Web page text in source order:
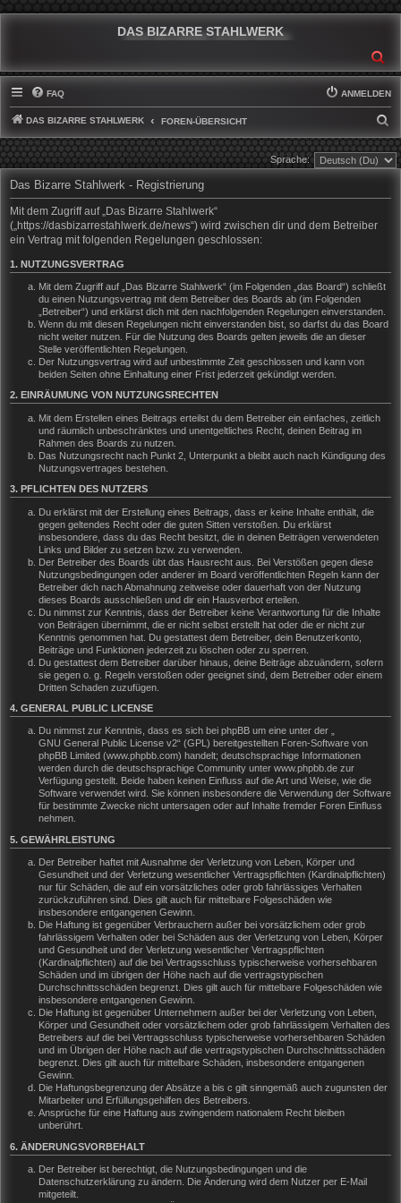
DAS BIZARRE STAHLWERK
FAQ ANMELDEN
DAS BIZARRE STAHLWERK FOREN-ÜBERSICHT
U
C
Sprache:
Das Bizarre Stahlwerk - Registrierung
Mit dem Zugriff auf „Das Bizarre Stahlwerk“
(„https://dasbizarrestahlwerk.de/news“) wird zwischen dir und dem Betreiber
ein Vertrag mit folgenden Regelungen geschlossen:
1. NUTZUNGSVERTRAG
Mit dem Zugriff auf „Das Bizarre Stahlwerk“ (im Folgenden „das Board“) schließt
du einen Nutzungsvertrag mit dem Betreiber des Boards ab (im Folgenden
„Betreiber“) und erklärst dich mit den nachfolgenden Regelungen einverstanden.
Wenn du mit diesen Regelungen nicht einverstanden bist, so darfst du das Board
nicht weiter nutzen. Für die Nutzung des Boards gelten jeweils die an dieser
Stelle veröffentlichten Regelungen.
Der Nutzungsvertrag wird auf unbestimmte Zeit geschlossen und kann von
beiden Seiten ohne Einhaltung einer Frist jederzeit gekündigt werden.
2. EINRÄUMUNG VON NUTZUNGSRECHTEN
Mit dem Erstellen eines Beitrags erteilst du dem Betreiber ein einfaches, zeitlich
und räumlich unbeschränktes und unentgeltliches Recht, deinen Beitrag im
Rahmen des Boards zu nutzen.
Das Nutzungsrecht nach Punkt 2, Unterpunkt a bleibt auch nach Kündigung des
Nutzungsvertrages bestehen.
3. PFLICHTEN DES NUTZERS
Du erklärst mit der Erstellung eines Beitrags, dass er keine Inhalte enthält, die
gegen geltendes Recht oder die guten Sitten verstoßen. Du erklärst
insbesondere, dass du das Recht besitzt, die in deinen Beiträgen verwendeten
Links und Bilder zu setzen bzw. zu verwenden.
Der Betreiber des Boards übt das Hausrecht aus. Bei Verstößen gegen diese
Nutzungsbedingungen oder anderer im Board veröffentlichten Regeln kann der
Betreiber dich nach Abmahnung zeitweise oder dauerhaft von der Nutzung
dieses Boards ausschließen und dir ein Hausverbot erteilen.
Du nimmst zur Kenntnis, dass der Betreiber keine Verantwortung für die Inhalte
von Beiträgen übernimmt, die er nicht selbst erstellt hat oder die er nicht zur
Kenntnis genommen hat. Du gestattest dem Betreiber, dein Benutzerkonto,
Beiträge und Funktionen jederzeit zu löschen oder zu sperren.
Du gestattest dem Betreiber darüber hinaus, deine Beiträge abzuändern, sofern
sie gegen o. g. Regeln verstoßen oder geeignet sind, dem Betreiber oder einem
Dritten Schaden zuzufügen.
4. GENERAL PUBLIC LICENSE
Du nimmst zur Kenntnis, dass es sich bei phpBB um eine unter der „
GNU General Public License v2“ (GPL) bereitgestellten Foren-Software von
phpBB Limited (www.phpbb.com) handelt; deutschsprachige Informationen
werden durch die deutschsprachige Community unter www.phpbb.de zur
Verfügung gestellt. Beide haben keinen Einfluss auf die Art und Weise, wie die
Software verwendet wird. Sie können insbesondere die Verwendung der Software
für bestimmte Zwecke nicht untersagen oder auf Inhalte fremder Foren Einfluss
nehmen.
5. GEWÄHRLEISTUNG
Der Betreiber haftet mit Ausnahme der Verletzung von Leben, Körper und
Gesundheit und der Verletzung wesentlicher Vertragspflichten (Kardinalpflichten)
nur für Schäden, die auf ein vorsätzliches oder grob fahrlässiges Verhalten
zurückzuführen sind. Dies gilt auch für mittelbare Folgeschäden wie
insbesondere entgangenen Gewinn.
Die Haftung ist gegenüber Verbrauchern außer bei vorsätzlichem oder grob
fahrlässigem Verhalten oder bei Schäden aus der Verletzung von Leben, Körper
und Gesundheit und der Verletzung wesentlicher Vertragspflichten
(Kardinalpflichten) auf die bei Vertragsschluss typischerweise vorhersehbaren
Schäden und im übrigen der Höhe nach auf die vertragstypischen
Durchschnittsschäden begrenzt. Dies gilt auch für mittelbare Folgeschäden wie
insbesondere entgangenen Gewinn.
Die Haftung ist gegenüber Unternehmern außer bei der Verletzung von Leben,
Körper und Gesundheit oder vorsätzlichem oder grob fahrlässigem Verhalten des
Betreibers auf die bei Vertragsschluss typischerweise vorhersehbaren Schäden
und im Übrigen der Höhe nach auf die vertragstypischen Durchschnittsschäden
begrenzt. Dies gilt auch für mittelbare Schäden, insbesondere entgangenen
Gewinn.
Die Haftungsbegrenzung der Absätze a bis c gilt sinngemäß auch zugunsten der
Mitarbeiter und Erfüllungsgehilfen des Betreibers.
Ansprüche für eine Haftung aus zwingendem nationalem Recht bleiben
unberührt.
6. ÄNDERUNGSVORBEHALT
Der Betreiber ist berechtigt, die Nutzungsbedingungen und die
Datenschutzerklärung zu ändern. Die Änderung wird dem Nutzer per E-Mail
mitgeteilt.